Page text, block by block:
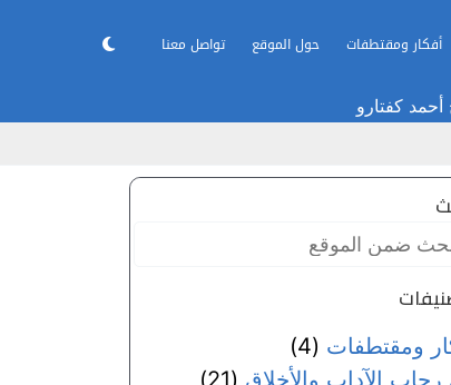
أفكار ومقتطفات حول الموقع تواصل معنا
كفتارو
ومقتطفات (4)
الآداب والأخلاق (21)